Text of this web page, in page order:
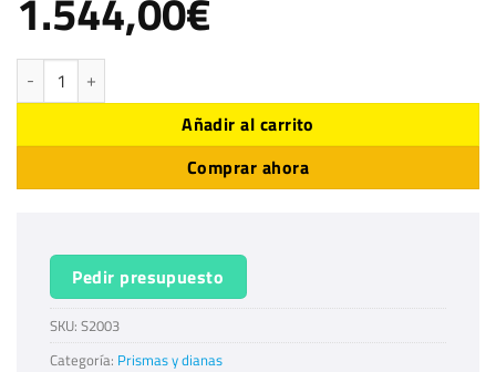
1.544,00€
Kit Prisma 360º con adaptador de altura a tornillo standar y tarjeta ID
Añadir al carrito
Comprar ahora
Pedir presupuesto
SKU: S2003
Categoría: Prismas y dianas